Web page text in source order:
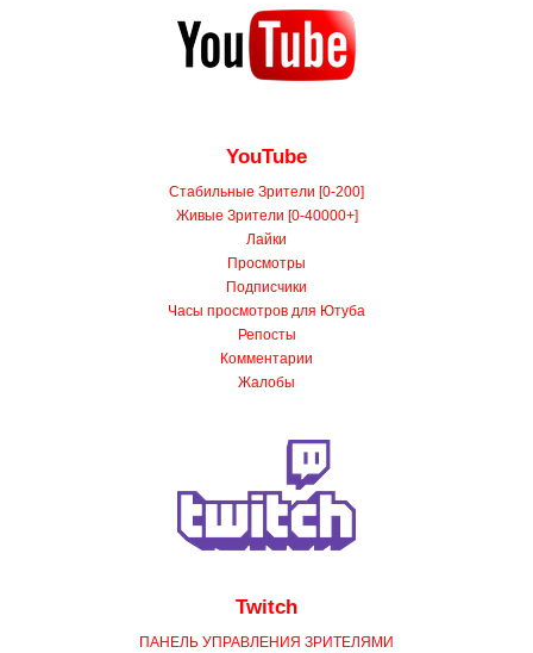
Живые Зрители [0-40000+]
Лайки
Просмотры
Подписчики
Часы просмотров для Ютуба
Репосты
Комментарии
Жалобы
Качественные Зрители [uVHQ]